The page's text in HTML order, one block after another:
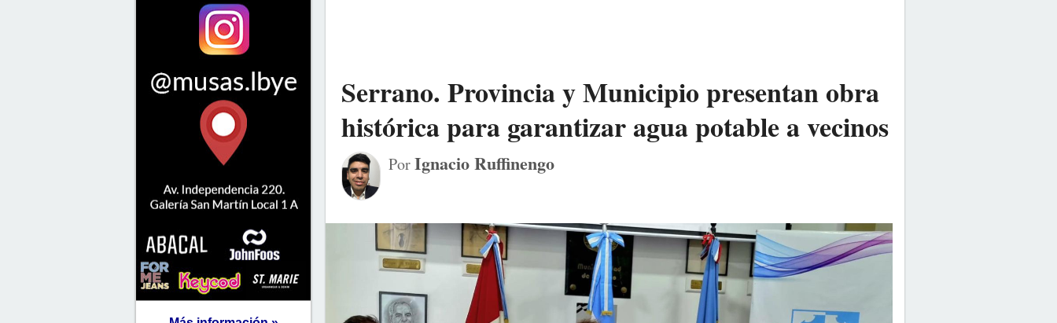
Serrano. Provincia y Municipio presentan obra
histórica para garantizar agua potable a vecinos
PorIgnacio Ruffinengo